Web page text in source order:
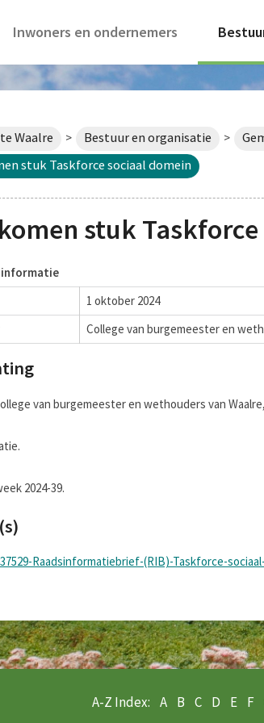
Inwoners en ondernemers
Waalre > Bestuur en organisatie >
stuk Taskforce sociaal domein
stuk
informatie
1 oktober 2024
College van burgemeester en
van burgemeester en wethouders van
2024-39.
Raadsinformatiebrief-(RIB)-Taskforce-
A-Z Index: A B C D E F